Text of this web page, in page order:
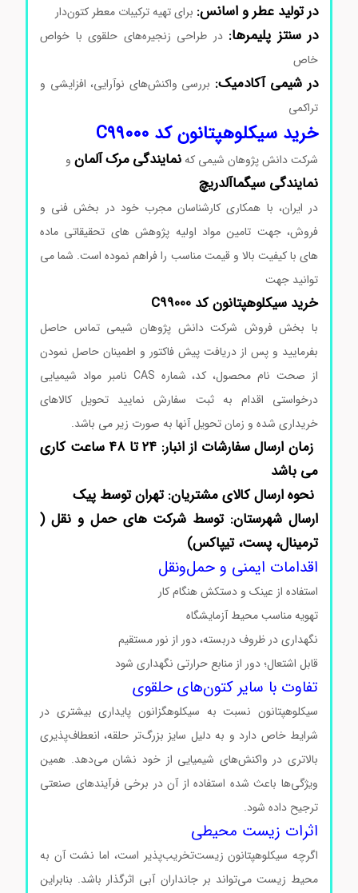
در تولید عطر و اسانس:برای تهیه ترکیبات معطر کتون‌دار
در سنتز پلیمرها:در طراحی زنجیره‌های حلقوی با خواص
خاص
در شیمی آکادمیک:بررسی واکنش‌های نوآرایی، افزایشی و
تراکمی
خرید سیکلوهپتانون کد C99000
شرکت دانش پژوهان شیمی که نمایندگیمرکآلمانو
نمایندگیسیگماآلدریچ
در ایران، با همکاری کارشناسان مجرب خود در بخش فنی و
فروش، جهت تامین مواد اولیه پژوهش های تحقیقاتی ماده
های با کیفیت بالا و قیمت مناسب را فراهم نموده است. شما می
توانید جهت
خرید سیکلوهپتانون کد C99000
با بخش فروش شرکت دانش پژوهان شیمی تماس حاصل
بفرمایید و پس از دریافت پیش فاکتور و اطمینان حاصل نمودن
از صحت نام محصول، کد، شماره CAS نامبر مواد شیمیایی
درخواستی اقدام به ثبت سفارش نمایید تحویل کالاهای
خریداری شده و زمان تحویل آنها به صورت زیر می باشد.
زمان ارسال سفارشات از انبار: ۲۴ تا ۴۸ ساعت کاری
می باشد
نحوه ارسال کالای مشتریان: تهران توسط پیک
ارسال شهرستان: توسط شرکت های حمل و نقل (
ترمینال، پست، تیپاکس)
اقدامات ایمنی و حمل‌ونقل
استفاده از عینک و دستکش هنگام کار
تهویه مناسب محیط آزمایشگاه
نگهداری در ظروف دربسته، دور از نور مستقیم
قابل اشتعال؛ دور از منابع حرارتی نگهداری شود
تفاوت با سایر کتون‌های حلقوی
سیکلوهپتانون نسبت به سیکلوهگزانون پایداری بیشتری در
شرایط خاص دارد و به دلیل سایز بزرگ‌تر حلقه، انعطاف‌پذیری
بالاتری در واکنش‌های شیمیایی از خود نشان می‌دهد. همین
ویژگی‌ها باعث شده استفاده از آن در برخی فرآیندهای صنعتی
ترجیح داده شود.
اثرات زیست‌ محیطی
اگرچه سیکلوهپتانون زیست‌تخریب‌پذیر است، اما نشت آن به
محیط زیست می‌تواند بر جانداران آبی اثرگذار باشد. بنابراین